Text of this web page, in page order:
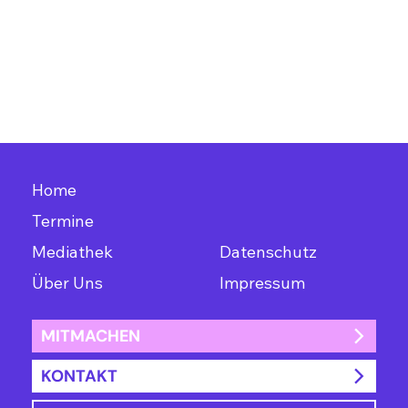
Home
Termine
Mediathek
Über Uns
Datenschutz
Impressum
MITMACHEN
KONTAKT